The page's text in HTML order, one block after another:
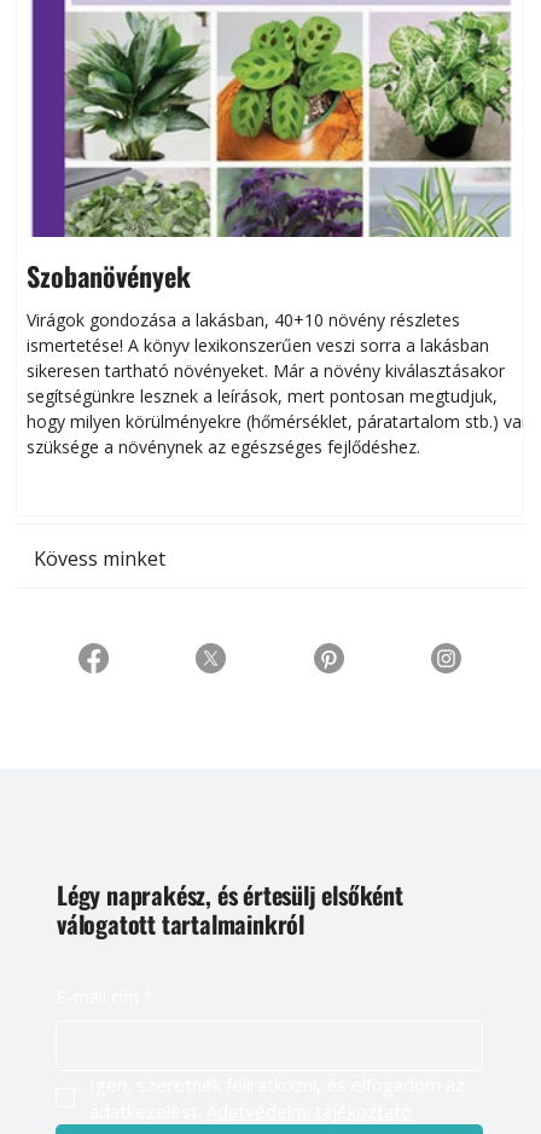
Szobanövények
Virágok gondozása a lakásban, 40+10 növény részletes
ismertetése! A könyv lexikonszerűen veszi sorra a lakásban
sikeresen tart­ha­tó növényeket. Már a növény kiválasztásakor
segítségünkre lesznek a leírások, mert pontosan megtudjuk,
hogy milyen körülményekre (hőmérséklet, páratartalom stb.) van
szüksége a növénynek az egészséges fejlődéshez.
Kövess minket
Légy naprakész, és értesülj elsőként
válogatott tartalmainkról